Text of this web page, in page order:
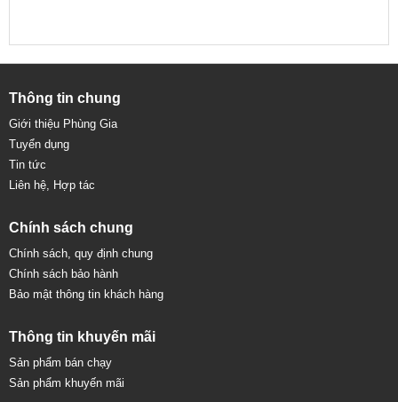
Thông tin chung
Giới thiệu Phùng Gia
Tuyển dụng
Tin tức
Liên hệ, Hợp tác
Chính sách chung
Chính sách, quy định chung
Chính sách bảo hành
Bảo mật thông tin khách hàng
Thông tin khuyến mãi
Sản phẩm bán chạy
Sản phẩm khuyến mãi